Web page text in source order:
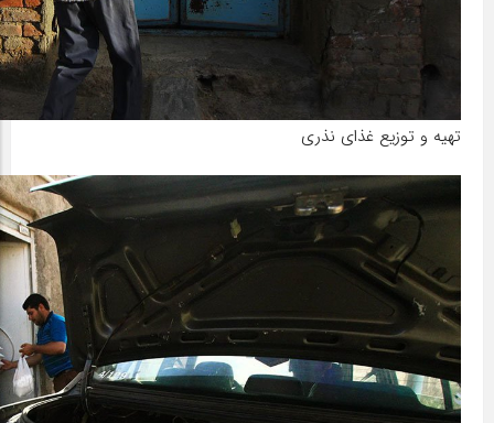
تهیه و توزیع غذای نذری